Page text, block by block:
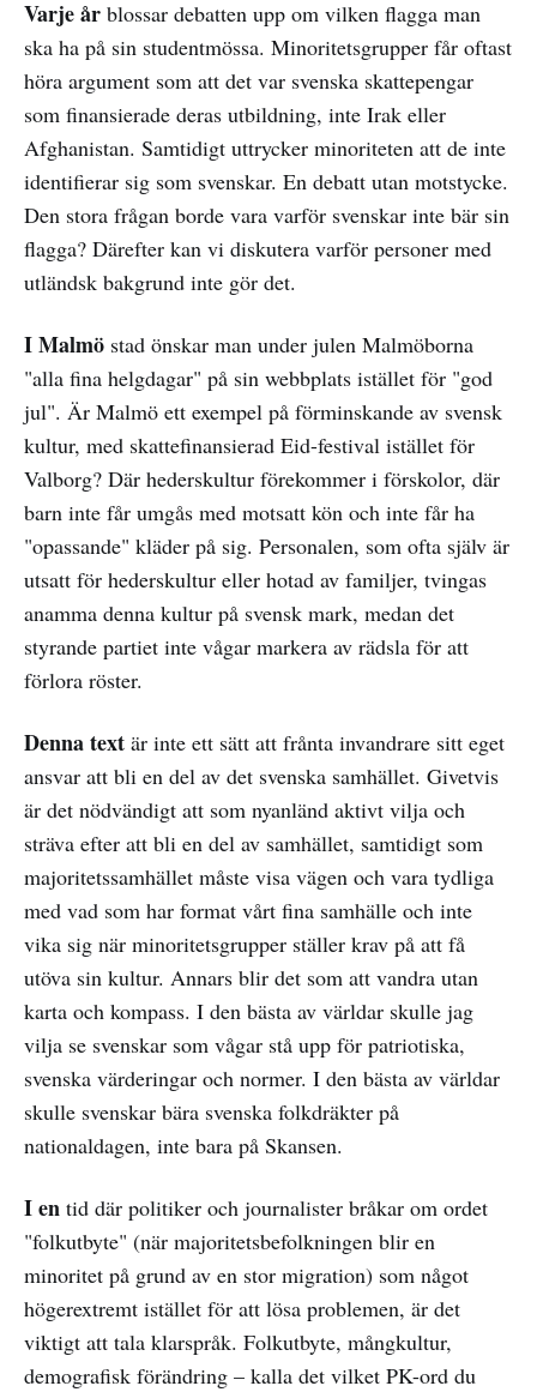
Varje år blossar debatten upp om vilken flagga man
ska ha på sin studentmössa. Minoritetsgrupper får oftast
höra argument som att det var svenska skattepengar
som finansierade deras utbildning, inte Irak eller
Afghanistan. Samtidigt uttrycker minoriteten att de inte
identifierar sig som svenskar. En debatt utan motstycke.
Den stora frågan borde vara varför svenskar inte bär sin
flagga? Därefter kan vi diskutera varför personer med
utländsk bakgrund inte gör det.
I Malmö stad önskar man under julen Malmöborna
"alla fina helgdagar" på sin webbplats istället för "god
jul". Är Malmö ett exempel på förminskande av svensk
kultur, med skattefinansierad Eid-festival istället för
Valborg? Där hederskultur förekommer i förskolor, där
barn inte får umgås med motsatt kön och inte får ha
"opassande" kläder på sig. Personalen, som ofta själv är
utsatt för hederskultur eller hotad av familjer, tvingas
anamma denna kultur på svensk mark, medan det
styrande partiet inte vågar markera av rädsla för att
förlora röster.
Denna text är inte ett sätt att frånta invandrare sitt eget
ansvar att bli en del av det svenska samhället. Givetvis
är det nödvändigt att som nyanländ aktivt vilja och
sträva efter att bli en del av samhället, samtidigt som
majoritetssamhället måste visa vägen och vara tydliga
med vad som har format vårt fina samhälle och inte
vika sig när minoritetsgrupper ställer krav på att få
utöva sin kultur. Annars blir det som att vandra utan
karta och kompass. I den bästa av världar skulle jag
vilja se svenskar som vågar stå upp för patriotiska,
svenska värderingar och normer. I den bästa av världar
skulle svenskar bära svenska folkdräkter på
nationaldagen, inte bara på Skansen.
I en tid där politiker och journalister bråkar om ordet
"folkutbyte" (när majoritetsbefolkningen blir en
minoritet på grund av en stor migration) som något
högerextremt istället för att lösa problemen, är det
viktigt att tala klarspråk. Folkutbyte, mångkultur,
demografisk förändring – kalla det vilket PK-ord du